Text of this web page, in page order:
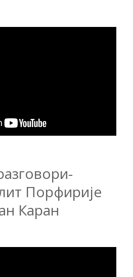
Порфирије
Каран